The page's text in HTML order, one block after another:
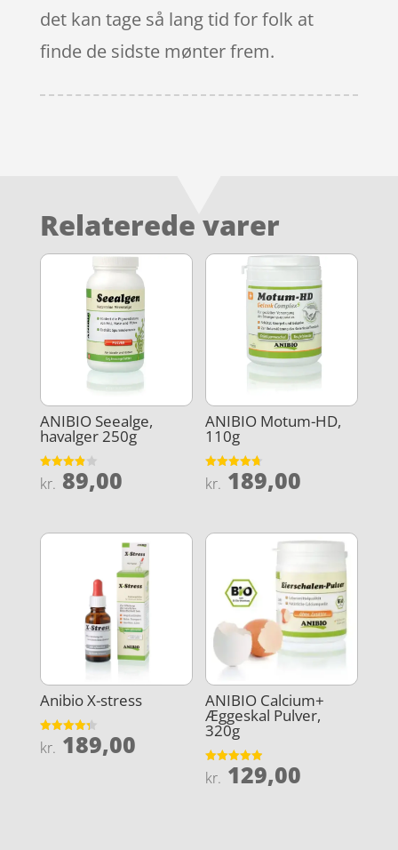
det kan tage så lang tid for folk at
finde de sidste mønter frem.
Relaterede varer
ANIBIO Seealge,
havalger 250g
Vurderet
3.9
kr. 89,00
ANIBIO Motum-HD,
110g
Vurderet
4.7
kr. 189,00
Anibio X-stress
Vurderet
4.3
kr. 189,00
ANIBIO Calcium+
Æggeskal Pulver,
320g
Vurderet
4.9
kr. 129,00